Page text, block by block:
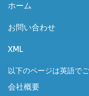
ホーム
お問い合わせ
XML
以下のページは英語で
会社概要